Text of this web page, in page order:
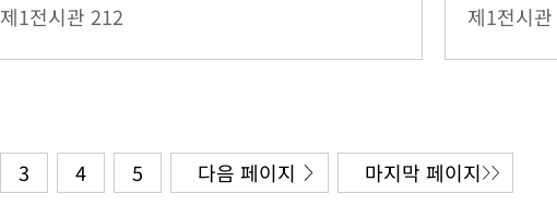
제1전시관 212 제1전시관
3 4 5 다음 페이지 마지막 페이지